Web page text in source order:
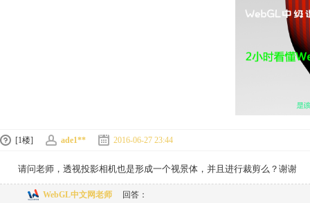
[1楼] ade1** 2016-06-27 23:44
请问老师，透视投影相机也是形成一个视景体，并且进行裁剪么？谢谢
WebGL中文网老师 回答：